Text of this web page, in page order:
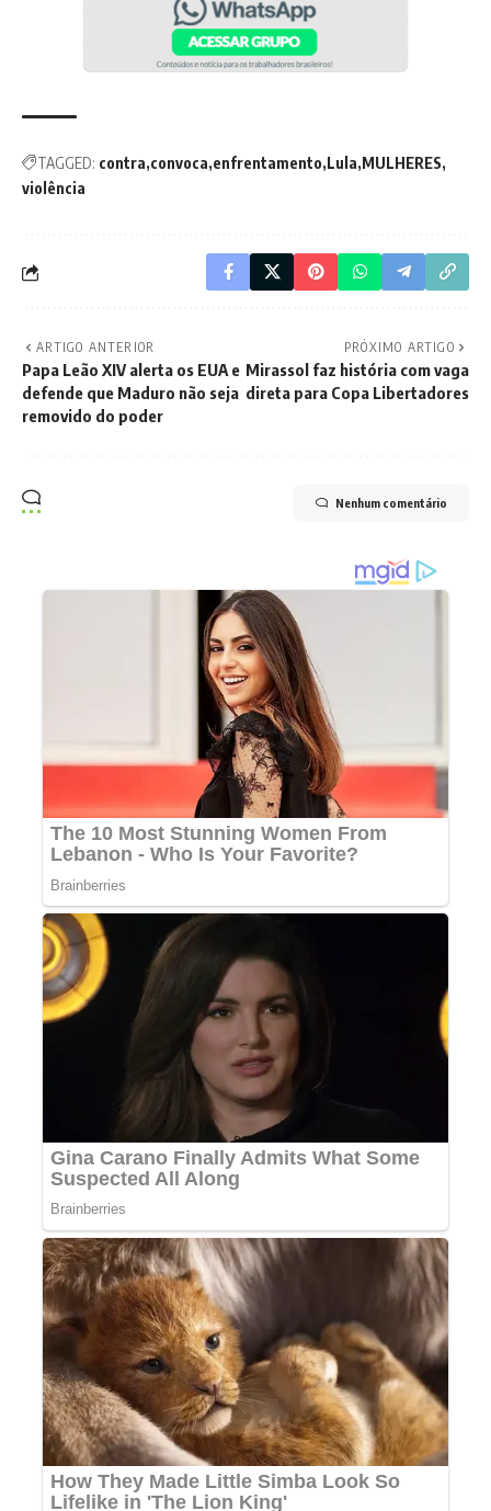
TAGGED: contra convoca enfrentamento Lula MULHERES
violência
ARTIGO ANTERIOR
Papa Leão XIV alerta os EUA e
defende que Maduro não seja
removido do poder
PRÓXIMO ARTIGO
Mirassol faz história com vaga
direta para Copa Libertadores
Nenhum comentário